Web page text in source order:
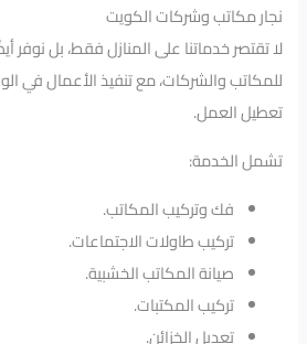
نجار مكاتب وشركات الكويت
لا تقتصر خدماتنا على المنازل فقط، بل
للمكاتب والشركات، مع تنفيذ الأعمال في
تعطيل العمل.
تشمل الخدمة:
فك وتركيب المكاتب.
تركيب طاولات الاجتماعات.
صيانة المكاتب الخشبية.
تركيب المكتبات.
تعديل الخزائن.